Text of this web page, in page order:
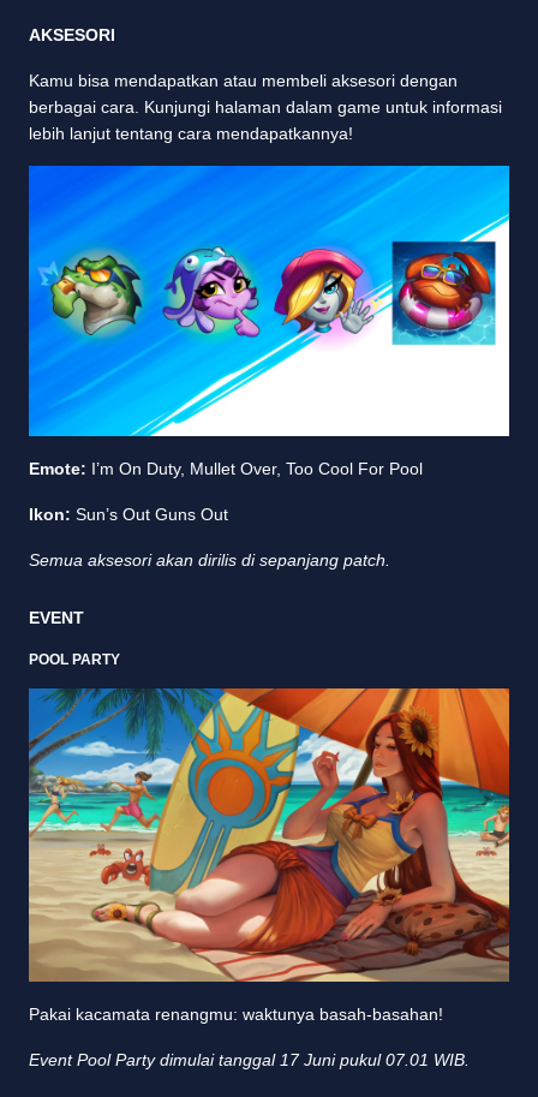
AKSESORI
Kamu bisa mendapatkan atau membeli aksesori dengan
berbagai cara. Kunjungi halaman dalam game untuk informasi
lebih lanjut tentang cara mendapatkannya!
Emote: I’m On Duty, Mullet Over, Too Cool For Pool
Ikon: Sun’s Out Guns Out
Semua aksesori akan dirilis di sepanjang patch.
EVENT
POOL PARTY
Pakai kacamata renangmu: waktunya basah-basahan!
Event Pool Party dimulai tanggal 17 Juni pukul 07.01 WIB.